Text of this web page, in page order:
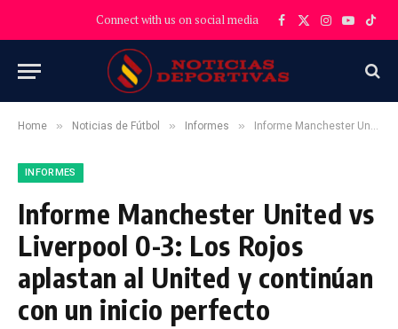
Connect with us on social media Facebook
X
Instagram
YouTube
Home » Noticias de Fútbol » Informes » Informe Manchester United vs Liverpool 0-3: Los Rojos aplastan al United y continúan con un inicio perfecto
INFORMES
Informe Manchester United vs
Liverpool 0-3: Los Rojos
aplastan al United y continúan
con un inicio perfecto